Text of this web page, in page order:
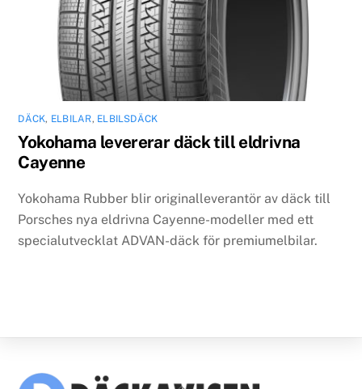
DÄCK, ELBILAR, ELBILSDÄCK
Yokohama levererar däck till eldrivna
Cayenne
Yokohama Rubber blir originalleverantör av däck till
Porsches nya eldrivna Cayenne-modeller med ett
specialutvecklat ADVAN-däck för premiumelbilar.